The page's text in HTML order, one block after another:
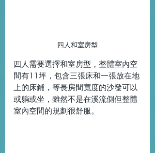
四人和室房型
四人需要選擇和室房型，整體室內空
間有11坪，包含三張床和一張放在地
上的床鋪，等長房間寬度的沙發可以
或躺或坐，雖然不是在溪流側但整體
室內空間的規劃很舒服。